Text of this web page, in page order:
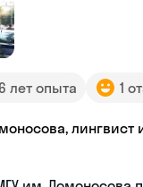
лет опыта 1
лингвист